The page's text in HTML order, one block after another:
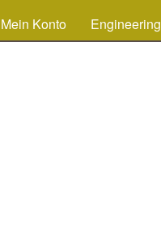
Mein Konto Engineering